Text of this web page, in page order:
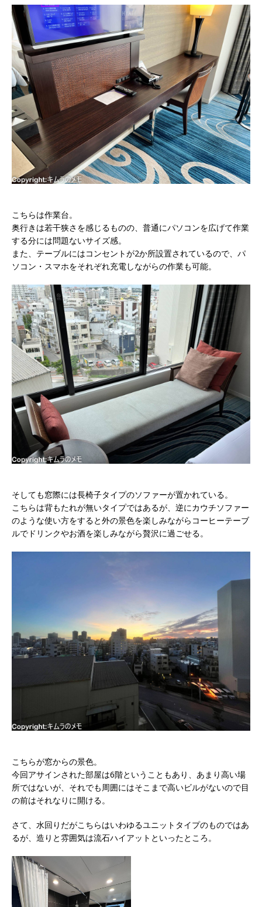
こちらは作業台。
奥行きは若干狭さを感じるものの、普通にパソコンを広げて作業
する分には問題ないサイズ感。
また、テーブルにはコンセントが2か所設置されているので、パ
ソコン・スマホをそれぞれ充電しながらの作業も可能。
そしても窓際には長椅子タイプのソファーが置かれている。
こちらは背もたれが無いタイプではあるが、逆にカウチソファー
のような使い方をすると外の景色を楽しみながらコーヒーテーブ
ルでドリンクやお酒を楽しみながら贅沢に過ごせる。
こちらが窓からの景色。
今回アサインされた部屋は6階ということもあり、あまり高い場
所ではないが、それでも周囲にはそこまで高いビルがないので目
の前はそれなりに開ける。
さて、水回りだがこちらはいわゆるユニットタイプのものではあ
るが、造りと雰囲気は流石ハイアットといったところ。